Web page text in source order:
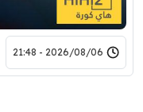
2026/08/06 - 21:48